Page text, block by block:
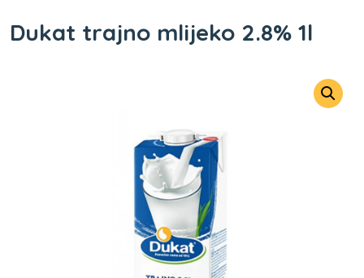
Dukat trajno mlijeko 2.8% 1l